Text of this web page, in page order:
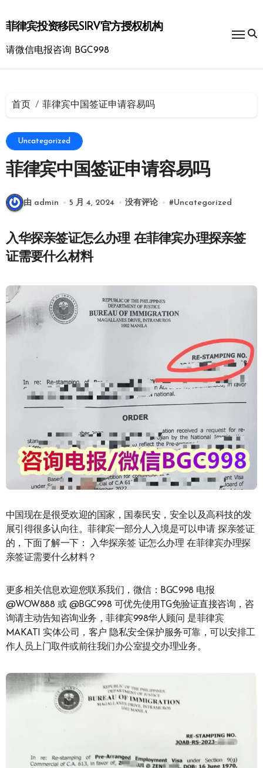
到
内
菲律宾投资移民SIRV官方授权机构
请微信电报咨询 BGC998
首页 菲律宾中国签证申请容易吗
Uncategorized
菲律宾中国签证申请容易吗
由 admin 5 月 4, 2024 没有评论 #Uncategorized
入华探亲签证怎么办理 在菲律宾办理探亲签
证需要什么材料
中国现在是很受欢迎的国家，国泰民安，安全以及高科技的发
展引得很多认向往。菲律宾一部分人入境是可以申请 探亲签证
的，下面了解一下： 入华探亲签 证怎么办理 在菲律宾办理探
亲签证需要什么材料？
更多相关信息欢迎您联系我们，微信：BGC998 电报
@WOW888 或 @BGC998 可优先使用TG免验证直接咨询，咨
询请主动告知咨询业务，菲律宾998华人顾问 是菲律宾
MAKATI 实体公司，客户 隐私安全保护服务可靠，可以安排工
作人员上门取件或前往我们办公室提交办理业务。